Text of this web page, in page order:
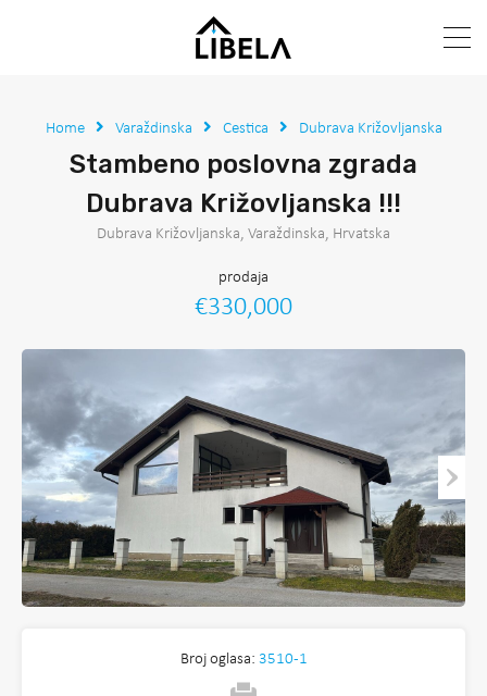
Home Varaždinska Cestica Dubrava Križovljanska
Stambeno poslovna zgrada
Dubrava Križovljanska !!!
Dubrava Križovljanska, Varaždinska, Hrvatska
prodaja
€330,000
Broj oglasa: 3510-1